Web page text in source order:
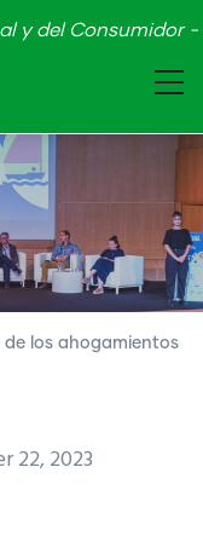
y del Consumidor
de los ahogamientos
22, 2023